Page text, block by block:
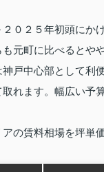
０２５年初頭にか
元町に比べるとや
戸中心部として利
れます。幅広い予
の賃料相場を坪単